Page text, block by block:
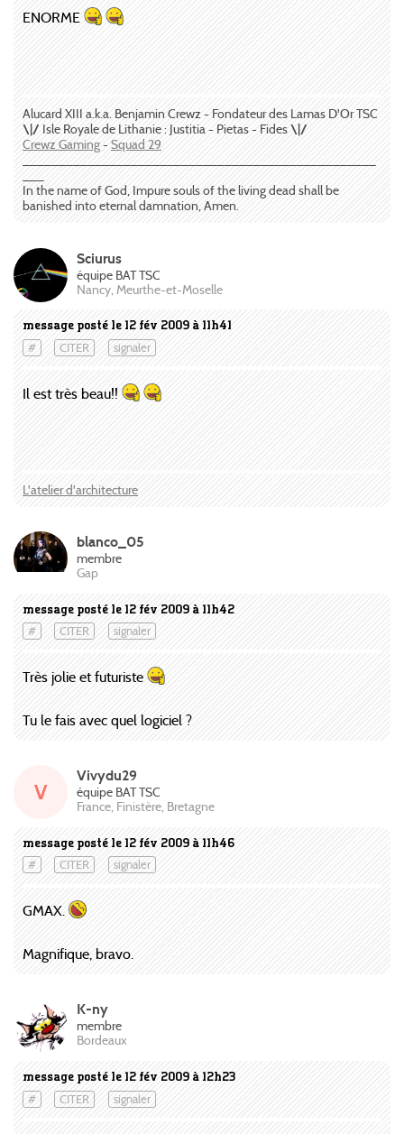
ENORME
Alucard XIII a.k.a. Benjamin Crewz - Fondateur des Lamas D'Or TSC
\|/ Isle Royale de Lithanie : Justitia - Pietas - Fides\|/
Crewz Gaming-Squad 29
In the name of God, Impure souls of the living dead shall be
banished into eternal damnation, Amen.
message posté le 12 fév 2009 à 11h41
# CITER signaler
Sciurus
équipe BAT TSC
Nancy, Meurthe-et-Moselle
Il est très beau!!
L'atelier d'architecture
message posté le 12 fév 2009 à 11h42
# CITER signaler
blanco_05
membre
Gap
Très jolie et futuriste
Tu le fais avec quel logiciel ?
message posté le 12 fév 2009 à 11h46
# CITER signaler
V
Vivydu29
équipe BAT TSC
France, Finistère, Bretagne
GMAX.
Magnifique, bravo.
message posté le 12 fév 2009 à 12h23
# CITER signaler
K-ny
membre
Bordeaux